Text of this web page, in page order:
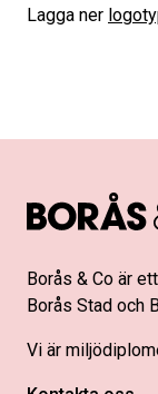
Lagga ner
Borås & Co är
Borås Stad och
Vi är